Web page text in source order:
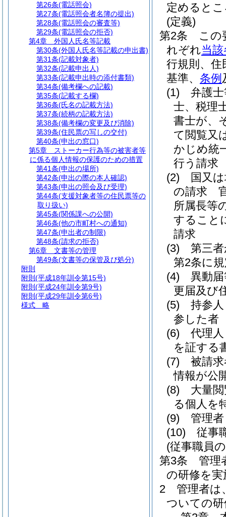
定めると
(定義)
第2条
この
れぞれ当
行規則、住
基準、 条例
(1)
弁護
士、税理
書士が、
て閲覧又
かじめ統
行う請求
(2)
国又
の請求
所属長等
すること
請求
(3)
第三
第2条に
(4)
異動
更届及び
(5)
持参
参した者
(6)
代理
を証する
(7)
被請
情報が公
(8)
大量
る個人を
(9)
管理
(10)
従事
(従事職員
第3条
管理
の研修を
2
管理者は
ついての
第26条(電話照会)
第27条(電話照会者名簿の提出)
第28条(電話照会の審査等)
第29条(電話照会の拒否)
第4章
外国人氏名等記載
第30条(外国人氏名等記載の申出書)
第31条(記載対象者)
第32条(記載申出人)
第33条(記載申出時の添付書類)
第34条(備考欄への記載)
第35条(記載する欄)
第36条(氏名の記載方法)
第37条(続柄の記載方法)
第38条(備考欄の変更及び消除)
第39条(住民票の写しの交付)
第40条(申出の窓口)
第5章
ストーカー行為等の被害者等
に係る個人情報の保護のための措置
第41条(申出の場所)
第42条(申出の際の本人確認)
第43条(申出の照会及び受理)
第44条(支援対象者等の住民票等の
取り扱い)
第45条(関係課への公開)
第46条(他の市町村への通知)
第47条(申出者の制限)
第48条(請求の拒否)
第6章
文書等の管理
第49条(文書等の保管及び処分)
附則
附則 (平成18年訓令第15号)
附則 (平成24年訓令第9号)
附則 (平成29年訓令第6号)
様式 略